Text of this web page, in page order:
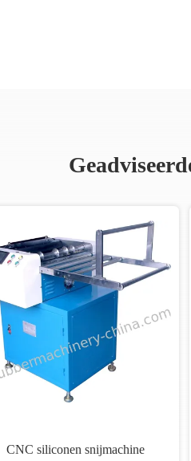
CNC siliconen snijmachine